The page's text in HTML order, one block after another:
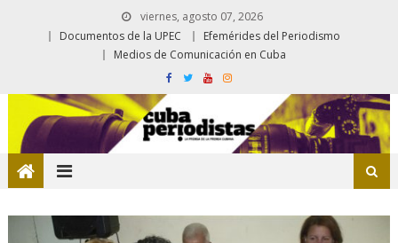
viernes, agosto 07, 2026
Documentos de la UPEC
Efemérides del Periodismo
Medios de Comunicación en Cuba